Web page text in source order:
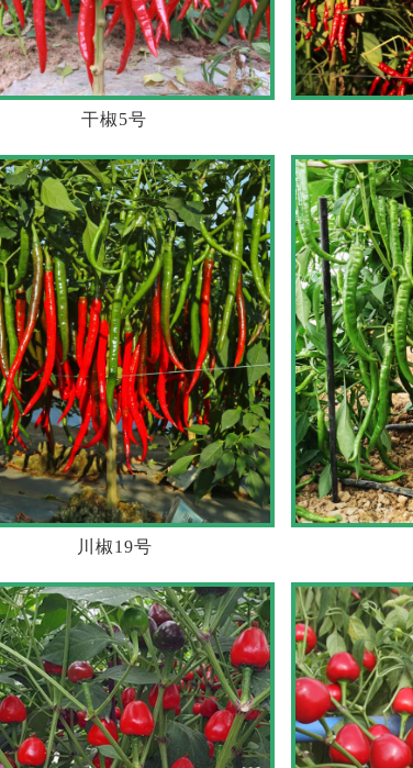
干椒5号
川椒19号